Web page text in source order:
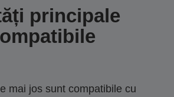
principale
mai jos sunt compatibile cu